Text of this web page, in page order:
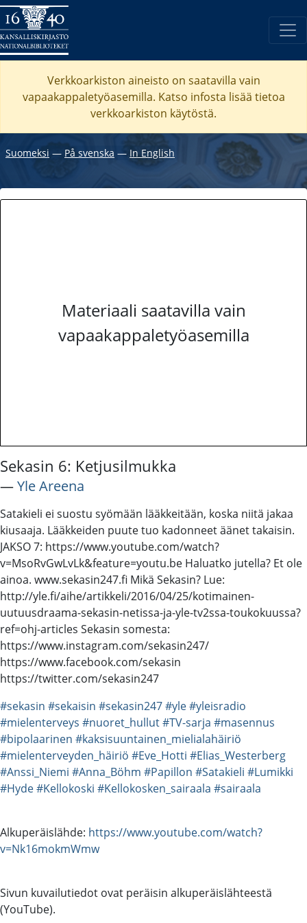
Verkkoarkiston aineisto on saatavilla vain
vapaakappaletyöasemilla. Katso infosta lisää tietoa
verkkoarkiston käytöstä.
Suomeksi ― På svenska ― In English
Materiaali saatavilla vain
vapaakappaletyöasemilla
Sekasin 6: Ketjusilmukka
―Yle Areena
Satakieli ei suostu syömään lääkkeitään, koska niitä jakaa
kiusaaja. Lääkkeiden puute tuo kadonneet äänet takaisin.
JAKSO 7: https://www.youtube.com/watch?
v=MsoRvGwLvLk&feature=youtu.be Haluatko jutella? Et ole
ainoa. www.sekasin247.fi Mikä Sekasin? Lue:
http://yle.fi/aihe/artikkeli/2016/04/25/kotimainen-
uutuusdraama-sekasin-netissa-ja-yle-tv2ssa-toukokuussa?
ref=ohj-articles Sekasin somesta:
https://www.instagram.com/sekasin247/
https://www.facebook.com/sekasin
https://twitter.com/sekasin247
#sekasin #sekaisin #sekasin247#yle#yleisradio
#mielenterveys #nuoret_hullut#TV-sarja #masennus
#bipolaarinen #kaksisuuntainen_mielialahäiriö
#mielenterveyden_häiriö #Eve_Hotti #Elias_Westerberg
#Anssi_Niemi #Anna_Böhm #Papillon #Satakieli #Lumikki
#Hyde#Kellokoski #Kellokosken_sairaala #sairaala
Alkuperäislähde: https://www.youtube.com/watch?
v=Nk16mokmWmw
Sivun kuvailutiedot ovat peräisin alkuperäislähteestä
(YouTube).